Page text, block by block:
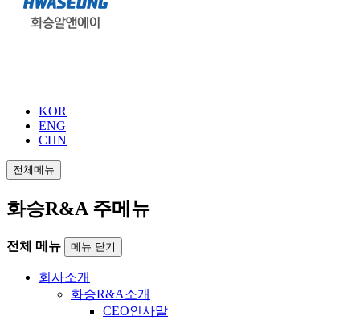
KOR
ENG
CHN
전체메뉴
화승R&A 주메뉴
전체 메뉴 메뉴 닫기
회사소개
화승R&A소개
CEO인사말